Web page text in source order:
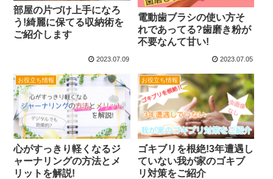
部屋の片づけ上手になろ
う!綺麗に保てる収納術を
ご紹介します
2023.07.09
電動歯ブラシの使い方そ
れであってる?歯磨き粉が
不要なんて甘い!
2023.07.05
お役立ち情報
心がすっきり軽くなるジ
ャーナリングの方法とメ
リットを解説!
お役立ち情報
ゴキブリを根絶!3年遭遇し
ていない我が家のゴキブ
リ対策をご紹介